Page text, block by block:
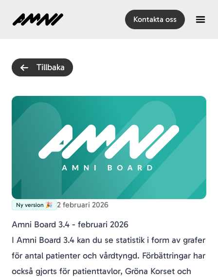
Hem Kontakta oss
Tillbaka
Ny version 🎉 2 februari 2026
Amni Board 3.4 - februari 2026
I Amni Board 3.4 kan du se statistik i form av grafer
för antal patienter och vårdtyngd. Förbättringar har
också gjorts för patienttavlor, Gröna Korset och